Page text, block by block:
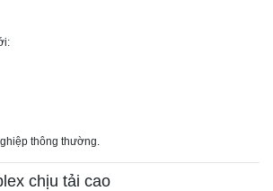
thông thường.
chịu tải cao